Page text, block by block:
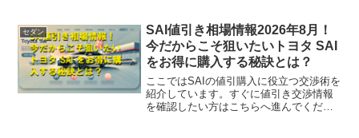
セダン
SAI値引き相場情報2026年8月！
今だからこそ狙いたいトヨタ SAI
をお得に購入する秘訣とは？
ここではSAIの値引購入に役立つ交渉術を
紹介しています。すぐに値引き交渉情報
を確認したい方はこちらへ進んでくださ